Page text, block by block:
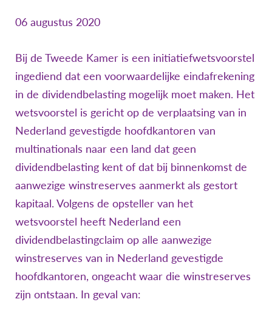
06 augustus 2020
Bij de Tweede Kamer is een initiatiefwetsvoorstel
ingediend dat een voorwaardelijke eindafrekening
in de dividendbelasting mogelijk moet maken. Het
wetsvoorstel is gericht op de verplaatsing van in
Nederland gevestigde hoofdkantoren van
multinationals naar een land dat geen
dividendbelasting kent of dat bij binnenkomst de
aanwezige winstreserves aanmerkt als gestort
kapitaal. Volgens de opsteller van het
wetsvoorstel heeft Nederland een
dividendbelastingclaim op alle aanwezige
winstreserves van in Nederland gevestigde
hoofdkantoren, ongeacht waar die winstreserves
zijn ontstaan. In geval van: